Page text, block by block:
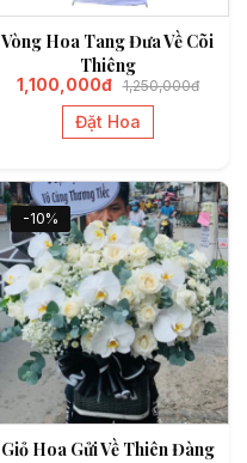
Vòng Hoa Tang Đưa Về Cõi
Thiêng
1,100,000đ 1,250,000đ
Đặt Hoa
-10%
Giỏ Hoa Gửi Về Thiên Đàng